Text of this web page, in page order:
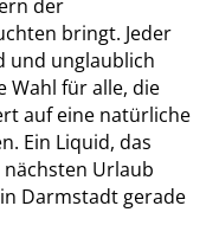
der
bringt. Jeder
und unglaublich
Wahl für alle, die
auf eine natürliche
Ein Liquid, das
Urlaub
Darmstadt gerade